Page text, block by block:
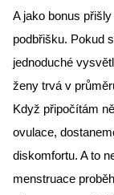
A jako bonus
podbřišku. Pokud
jednoduché
ženy trvá v
Když připočítám
ovulace,
diskomfortu. A to
menstruace